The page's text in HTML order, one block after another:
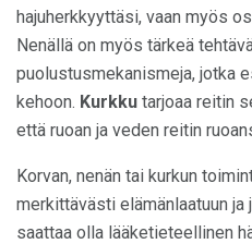
hajuherkkyyttäsi, vaan myös
Nenällä on myös tärkeä
puolustusmekanismeja, jotka
kehoon. Kurkku tarjoaa reitin
että ruoan ja veden reitin
Korvan, nenän tai kurkun
merkittävästi elämänlaatuun
saattaa olla lääketieteellinen